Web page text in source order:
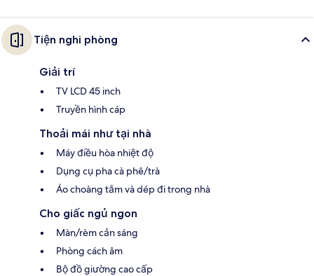
Tiện nghi phòng
Giải trí
TV LCD 45 inch
Truyền hình cáp
Thoải mái như tại nhà
Máy điều hòa nhiệt độ
Dụng cụ pha cà phê/trà
Áo choàng tắm và dép đi trong nhà
Cho giấc ngủ ngon
Màn/rèm cản sáng
Phòng cách âm
Bộ đồ giường cao cấp